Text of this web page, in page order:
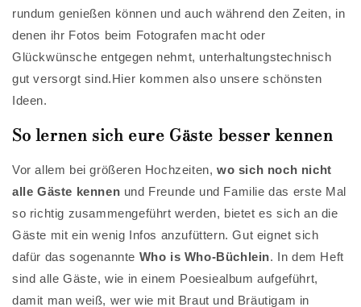
rundum genießen können und auch während den Zeiten, in
denen ihr Fotos beim Fotografen macht oder
Glückwünsche entgegen nehmt, unterhaltungstechnisch
gut versorgt sind.Hier kommen also unsere schönsten
Ideen.
So lernen sich eure Gäste besser kennen
Vor allem bei größeren Hochzeiten, wo sich noch nicht
alle Gäste kennen und Freunde und Familie das erste Mal
so richtig zusammengeführt werden, bietet es sich an die
Gäste mit ein wenig Infos anzufüttern. Gut eignet sich
dafür das sogenannte Who is Who-Büchlein. In dem Heft
sind alle Gäste, wie in einem Poesiealbum aufgeführt,
damit man weiß, wer wie mit Braut und Bräutigam in